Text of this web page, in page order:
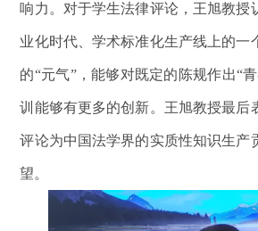
响力。对于学生法律评论，王旭教授
业化时代、学术标准化生产线上的一
的“元气”，能够对既定的陈规作出“
训能够有更多的创新。王旭教授最后
评论为中国法学界的实质性知识生产
望。